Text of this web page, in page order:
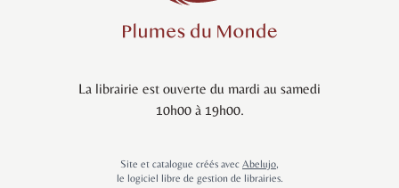
La librairie est ouverte du mardi au samedi
10h00 à 19h00.
Site et catalogue créés avec Abelujo,
le logiciel libre de gestion de librairies.